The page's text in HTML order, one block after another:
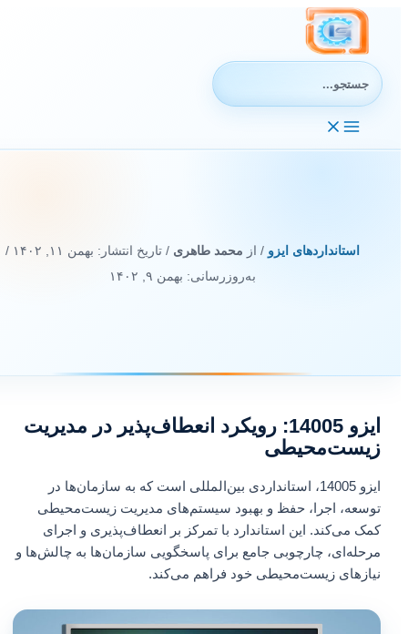
جستجوی:
استانداردهای ایزو / از محمد طاهری/ تاریخ انتشار: بهمن ۱۱, ۱۴۰۲
/
به‌روزرسانی: بهمن ۹, ۱۴۰۲
ایزو 14005: رویکرد انعطاف‌پذیر در مدیریت
زیست‌محیطی
ایزو 14005، استانداردی بین‌المللی است که به سازمان‌ها در
توسعه، اجرا، حفظ و بهبود سیستم‌های مدیریت زیست‌محیطی
کمک می‌کند. این استاندارد با تمرکز بر انعطاف‌پذیری و اجرای
مرحله‌ای، چارچوبی جامع برای پاسخگویی سازمان‌ها به چالش‌ها و
نیازهای زیست‌محیطی خود فراهم می‌کند.